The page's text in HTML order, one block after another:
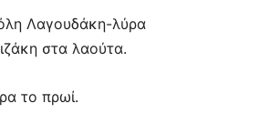
Λαγουδάκη-λύρα
στα λαούτα.
το πρωί.